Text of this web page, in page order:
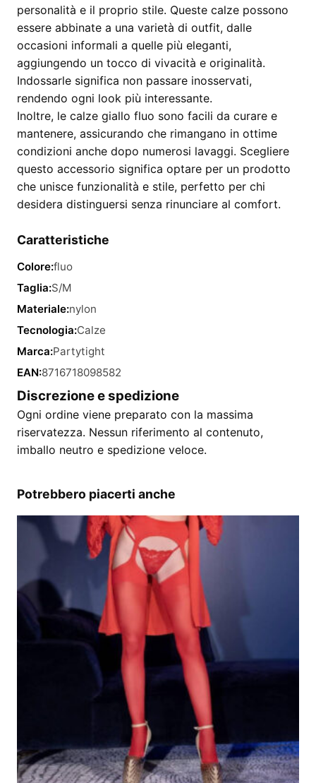
personalità e il proprio stile. Queste calze possono
essere abbinate a una varietà di outfit, dalle
occasioni informali a quelle più eleganti,
aggiungendo un tocco di vivacità e originalità.
Indossarle significa non passare inosservati,
rendendo ogni look più interessante.
Inoltre, le calze giallo fluo sono facili da curare e
mantenere, assicurando che rimangano in ottime
condizioni anche dopo numerosi lavaggi. Scegliere
questo accessorio significa optare per un prodotto
che unisce funzionalità e stile, perfetto per chi
desidera distinguersi senza rinunciare al comfort.
Caratteristiche
Colore:fluo
Taglia:S/M
Materiale:nylon
Tecnologia:Calze
Marca:Partytight
EAN:8716718098582
Discrezione e spedizione
Ogni ordine viene preparato con la massima
riservatezza. Nessun riferimento al contenuto,
imballo neutro e spedizione veloce.
Potrebbero piacerti anche